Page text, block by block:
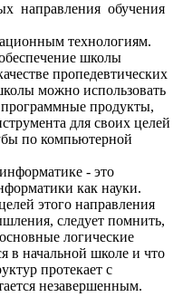
направления обучения
технологиям.
школы
пропедевтических
можно использовать
продукты,
для своих целей
по компьютерной
- это
как науки.
этого направления
следует помнить,
логические
в начальной школе и что
протекает с
незавершенным.